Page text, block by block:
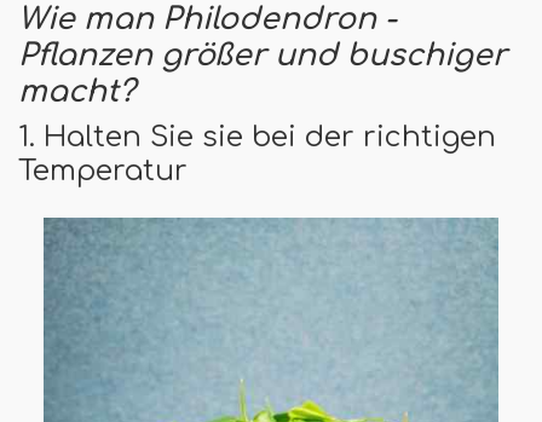
Wie man Philodendron -
Pflanzen größer und buschiger
macht?
1. Halten Sie sie bei der richtigen
Temperatur